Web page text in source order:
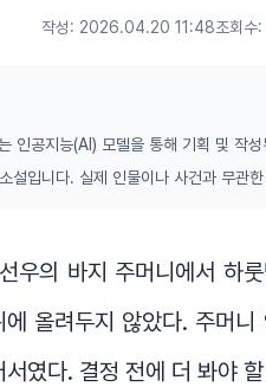
작성: 2026.04.20 11:48조회수:
인공지능(AI) 모델을 통해 기획 및 작
설입니다. 실제 인물이나 사건과 무관
우의 바지 주머니에서 하
올려두지 않았다. 주머
였다. 결정 전에 더 봐야